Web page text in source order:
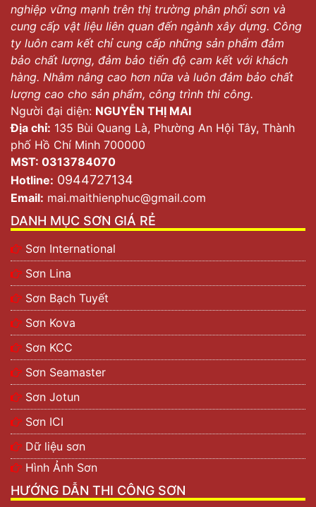
nghiệp vững mạnh trên thị trường phân phối sơn và
cung cấp vật liệu liên quan đến ngành xây dựng. Công
ty luôn cam kết chỉ cung cấp những sản phẩm đảm
bảo chất lượng, đảm bảo tiến độ cam kết với khách
hàng. Nhằm nâng cao hơn nữa và luôn đảm bảo chất
lượng cao cho sản phẩm, công trình thi công.
Người đại diện: NGUYỄN THỊ MAI
Địa chỉ: 135 Bùi Quang Là, Phường An Hội Tây, Thành
phố Hồ Chí Minh 700000
MST: 0313784070
Hotline: 0944727134
Email: mai.maithienphuc@gmail.com
DANH MỤC SƠN GIÁ RẺ
Sơn International
Sơn Lina
Sơn Bạch Tuyết
Sơn Kova
Sơn KCC
Sơn Seamaster
Sơn Jotun
Sơn ICI
Dữ liệu sơn
Hình Ảnh Sơn
HƯỚNG DẪN THI CÔNG SƠN